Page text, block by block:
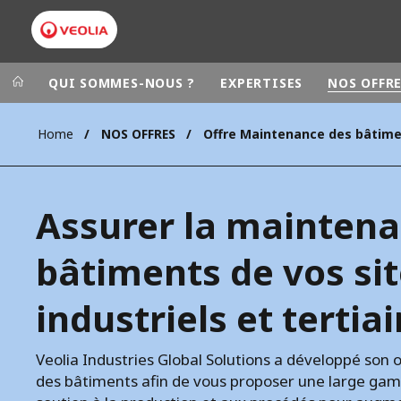
Groupe Veolia
CAMPUS
FONDATION
INSTITUT
Dans le
AMÉRIQUE
QUI SOMMES-NOUS ? EXPERTISES NOS
Home NOS OFFRES
Assurer la
bâtiments de vos
industriels et
Veolia Industries Global Solutions a développé son
des bâtiments afin de vous proposer une large